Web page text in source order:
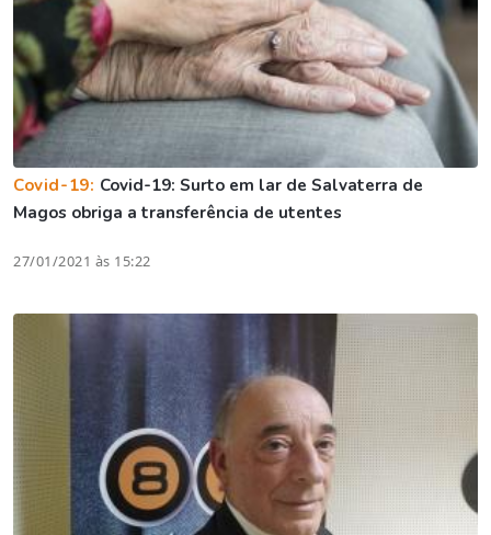
Covid-19: Covid-19: Surto em lar de Salvaterra de
Magos obriga a transferência de utentes
27/01/2021 às 15:22